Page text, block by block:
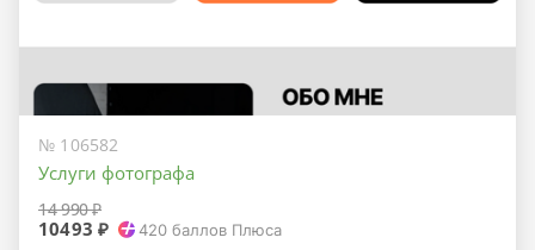
№ 106582
Услуги фотографа
14 990 ₽
10493 ₽ 420 баллов Плюса